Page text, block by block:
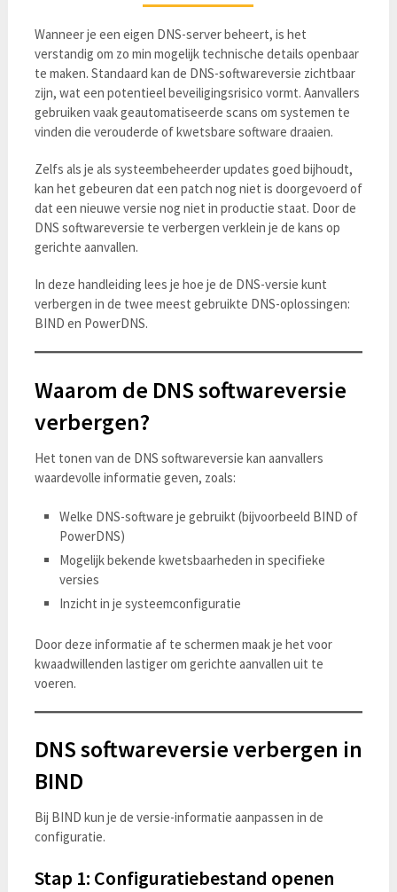
Wanneer je een eigen DNS-server beheert, is het
verstandig om zo min mogelijk technische details openbaar
te maken. Standaard kan de DNS-softwareversie zichtbaar
zijn, wat een potentieel beveiligingsrisico vormt. Aanvallers
gebruiken vaak geautomatiseerde scans om systemen te
vinden die verouderde of kwetsbare software draaien.
Zelfs als je als systeembeheerder updates goed bijhoudt,
kan het gebeuren dat een patch nog niet is doorgevoerd of
dat een nieuwe versie nog niet in productie staat. Door de
DNS softwareversie te verbergen verklein je de kans op
gerichte aanvallen.
In deze handleiding lees je hoe je de DNS-versie kunt
verbergen in de twee meest gebruikte DNS-oplossingen:
BIND en PowerDNS.
Waarom de DNS softwareversie
verbergen?
Het tonen van de DNS softwareversie kan aanvallers
waardevolle informatie geven, zoals:
Welke DNS-software je gebruikt (bijvoorbeeld BIND of
PowerDNS)
Mogelijk bekende kwetsbaarheden in specifieke
versies
Inzicht in je systeemconfiguratie
Door deze informatie af te schermen maak je het voor
kwaadwillenden lastiger om gerichte aanvallen uit te
voeren.
DNS softwareversie verbergen in
BIND
Bij BIND kun je de versie-informatie aanpassen in de
configuratie.
Stap 1: Configuratiebestand openen